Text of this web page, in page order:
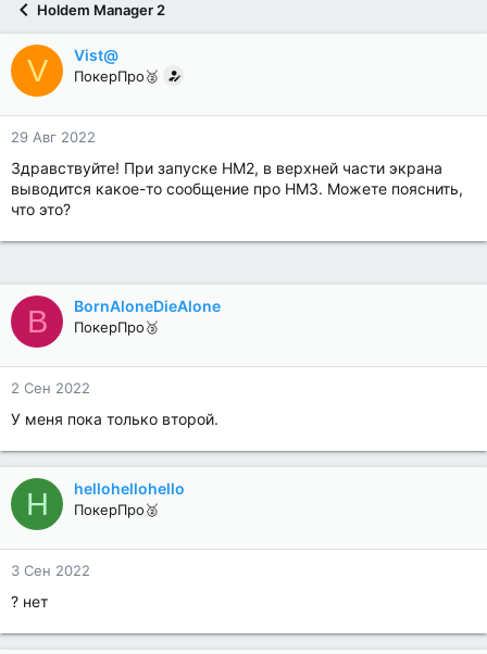
Holdem Manager 2
V Vist@
ПокерПро🥈
29 Авг 2022
Здравствуйте! При запуске HM2, в верхней части экрана
выводится какое-то сообщение про HM3. Можете пояснить,
что это?
B BornAloneDieAlone
ПокерПро🥉
2 Сен 2022
У меня пока только второй.
H hellohellohello
ПокерПро🥈
3 Сен 2022
? нет